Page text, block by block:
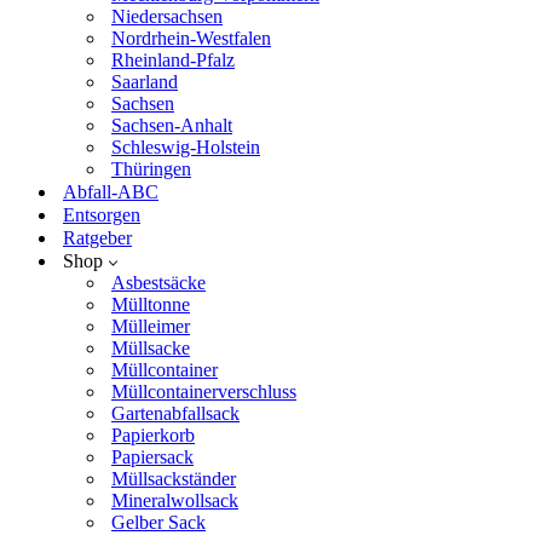
Niedersachsen
Nordrhein-Westfalen
Rheinland-Pfalz
Saarland
Sachsen
Sachsen-Anhalt
Schleswig-Holstein
Thüringen
Abfall-ABC
Entsorgen
Ratgeber
Shop
Asbestsäcke
Mülltonne
Mülleimer
Müllsacke
Müllcontainer
Müllcontainerverschluss
Gartenabfallsack
Papierkorb
Papiersack
Müllsackständer
Mineralwollsack
Gelber Sack